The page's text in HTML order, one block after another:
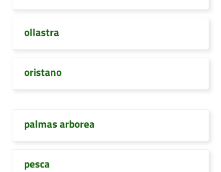
ollastra
oristano
palmas arborea
pesca